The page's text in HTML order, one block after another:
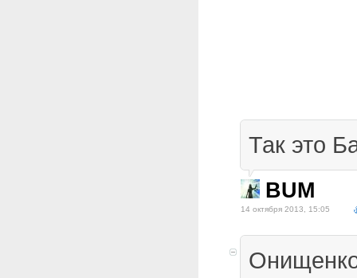
Так это
BUM
14 октября 2013, 15:05